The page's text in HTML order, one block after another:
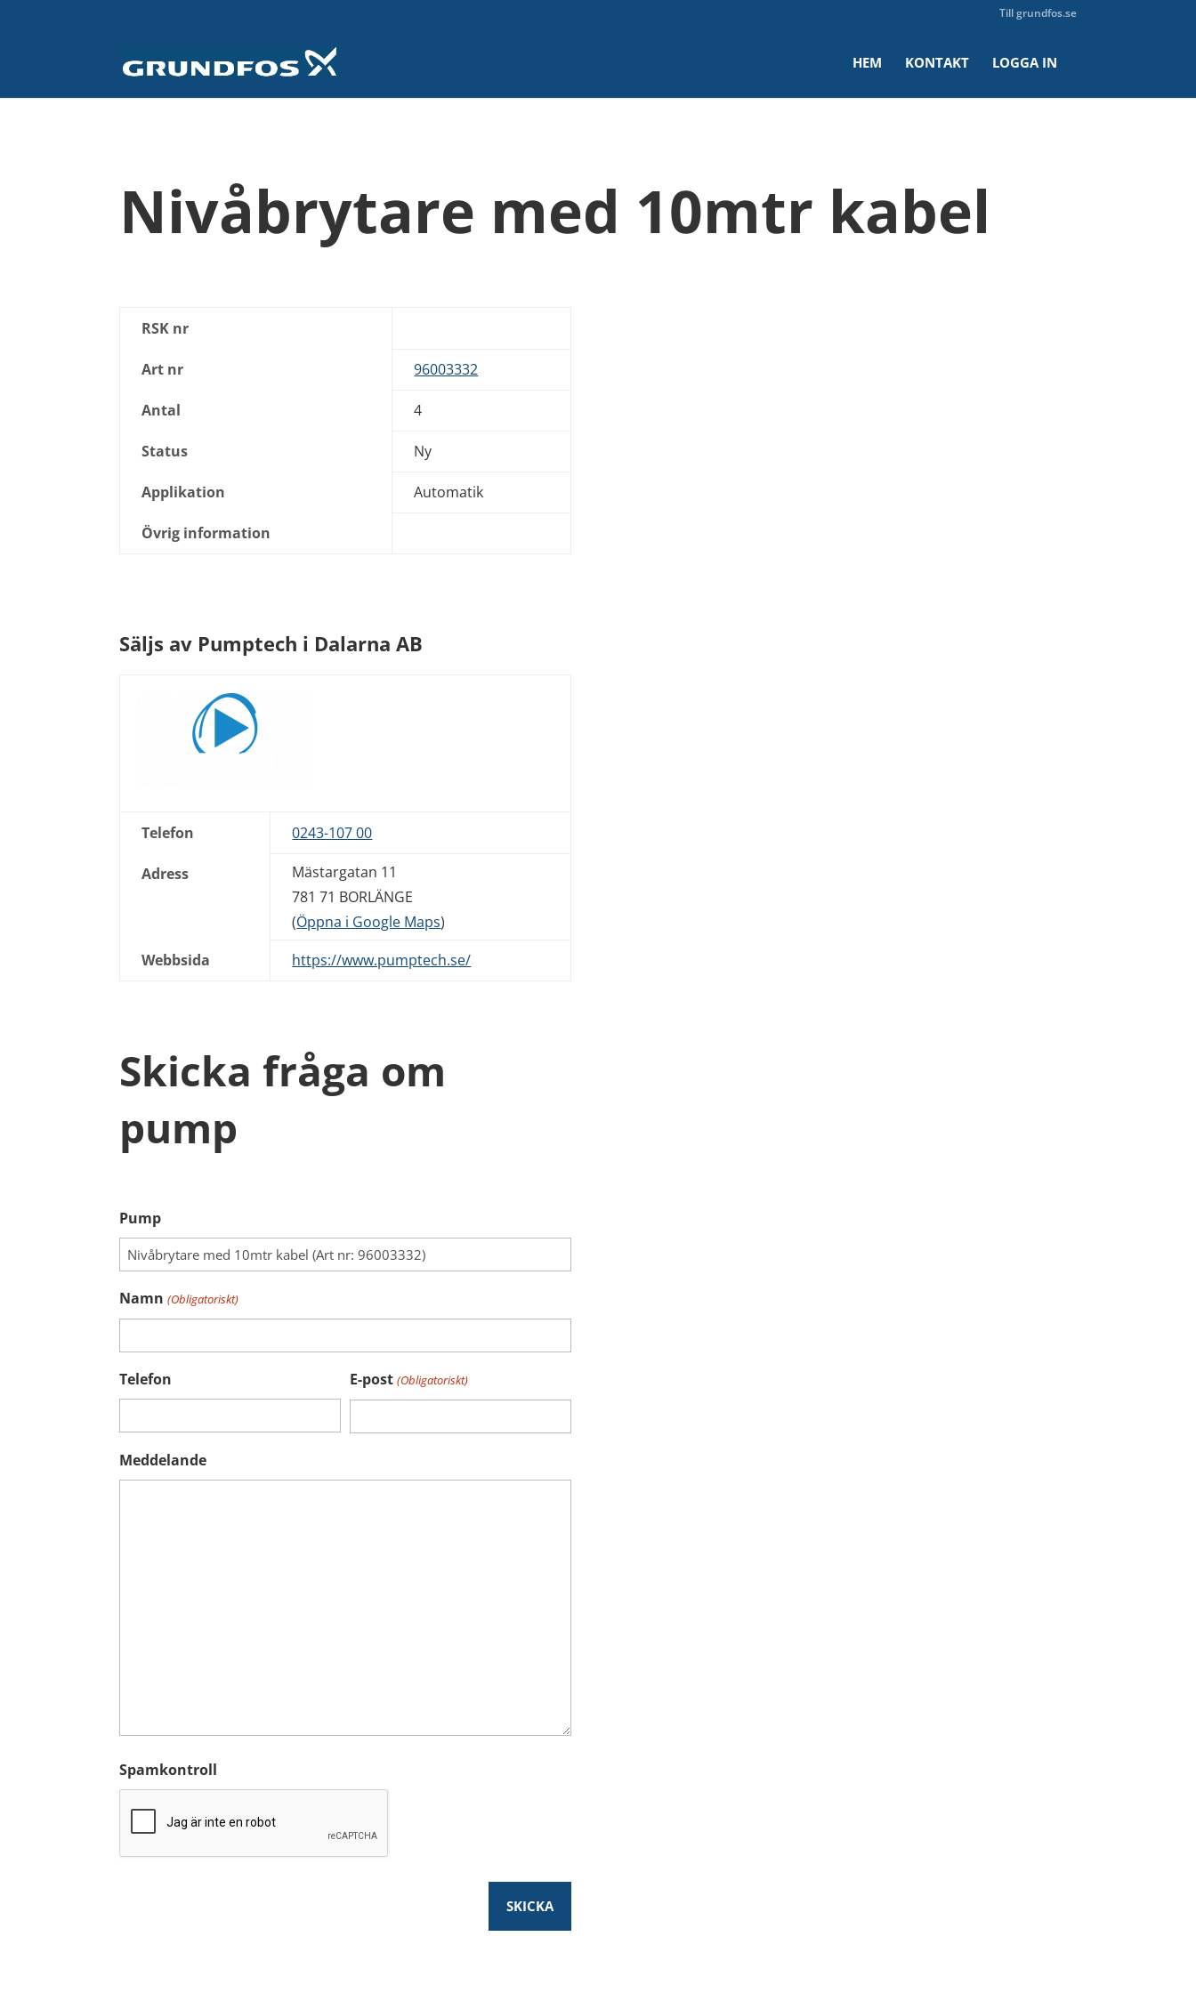
Till grundfos.se
HEM KONTAKT LOGGA IN
Nivåbrytare med 10mtr kabel
RSK nr
Art nr 96003332
Antal 4
Status Ny
Applikation Automatik
Övrig information
Säljs av Pumptech i Dalarna AB
Telefon 0243-107 00
Adress
Mästargatan 11
781 71 BORLÄNGE
(Öppna i Google Maps)
Webbsida
https://www.pumptech.se/
Skicka fråga om
pump
Pump
Namn (Obligatoriskt)
Telefon E-post (Obligatoriskt)
Meddelande
Spamkontroll